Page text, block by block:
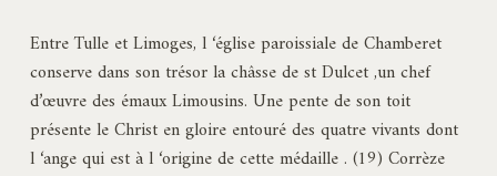
prix :
100,00€
à
155,00€
Entre Tulle et Limoges, l ‘église paroissiale de Chamberet
conserve dans son trésor la châsse de st Dulcet ,un chef
d’œuvre des émaux Limousins. Une pente de son toit
présente le Christ en gloire entouré des quatre vivants dont
l ‘ange qui est à l ‘origine de cette médaille . (19) Corrèze